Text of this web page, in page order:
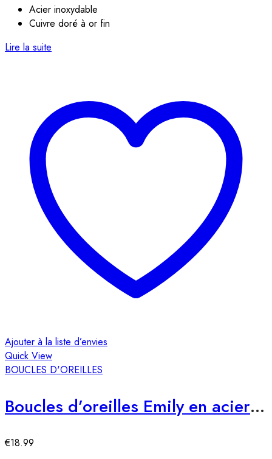
Acier inoxydable
Cuivre doré à or fin
Lire la suite
Ajouter à la liste d’envies
Quick View
BOUCLES D'OREILLES
Boucles d’oreilles Emily en acier inoxydable
€18.99